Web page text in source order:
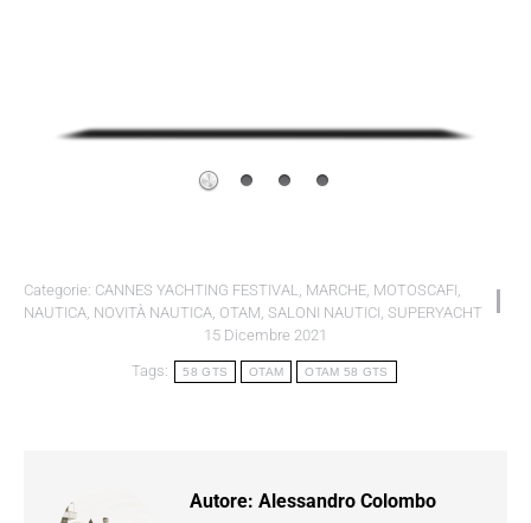
Categorie: CANNES YACHTING FESTIVAL MARCHE MOTOSCAFI
NAUTICA NOVITÀ NAUTICA OTAM SALONI NAUTICI SUPERYACHT
15 Dicembre 2021
Tags: 58 GTS OTAM OTAM 58 GTS
Autore: Alessandro Colombo